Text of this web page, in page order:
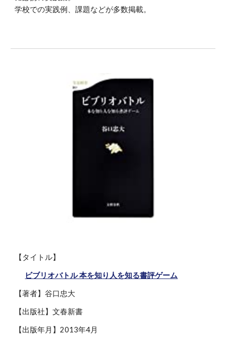
学校での実践例、課題などが多数掲載。
【タイトル】
ビブリオバトル 本を知り人を知る書評ゲーム
【著者】谷口忠大
【出版社】文春新書
【出版年月】2013年4月